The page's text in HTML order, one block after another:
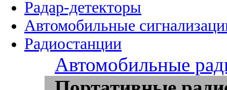
Радар-детекторы
Автомобильные
Радиостанции
Автомобильные